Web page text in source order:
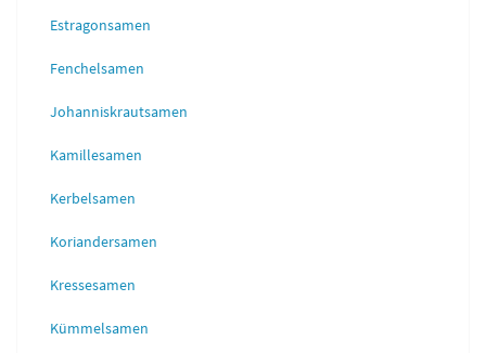
Estragonsamen
Fenchelsamen
Johanniskrautsamen
Kamillesamen
Kerbelsamen
Koriandersamen
Kressesamen
Kümmelsamen